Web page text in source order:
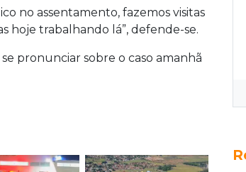
no assentamento, fazemos visitas
hoje trabalhando lá”, defende-se.
pronunciar sobre o caso amanhã